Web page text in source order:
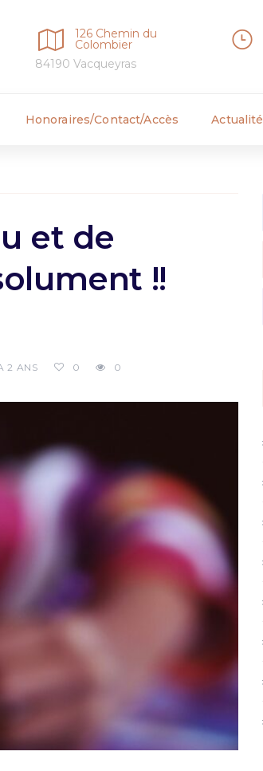
126 Chemin du
Colombier
84190 Vacqueyras
Honoraires/Contact/Accès
et de
!!
2 ANS 0 0